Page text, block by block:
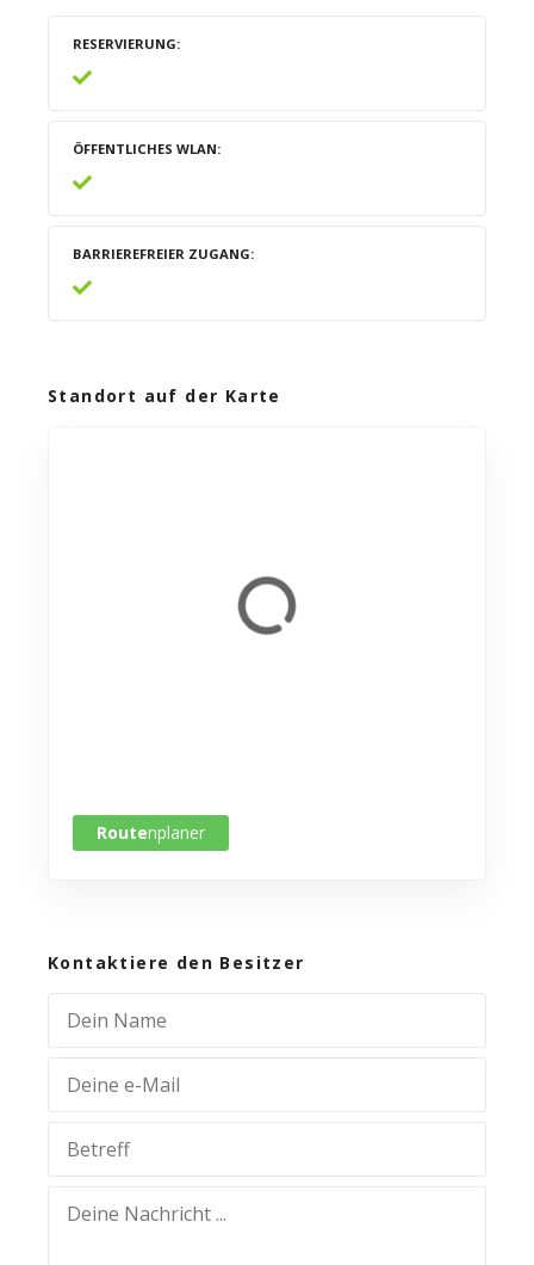
RESERVIERUNG
ÖFFENTLICHES WLAN
BARRIEREFREIER ZUGANG
Standort auf der Karte
Routenplaner
Kontaktiere den Besitzer